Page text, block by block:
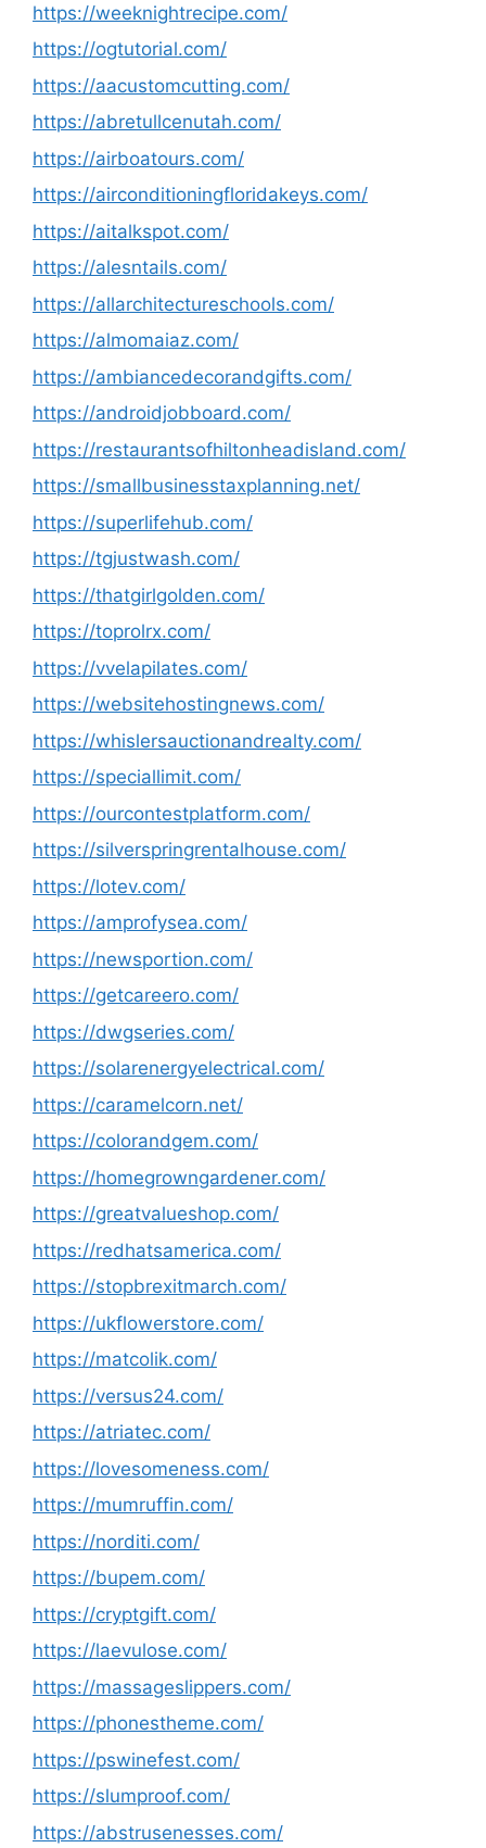
https://weeknightrecipe.com/
https://ogtutorial.com/
https://aacustomcutting.com/
https://abretullcenutah.com/
https://airboatours.com/
https://airconditioningfloridakeys.com/
https://aitalkspot.com/
https://alesntails.com/
https://allarchitectureschools.com/
https://almomaiaz.com/
https://ambiancedecorandgifts.com/
https://androidjobboard.com/
https://restaurantsofhiltonheadisland.com/
https://smallbusinesstaxplanning.net/
https://superlifehub.com/
https://tgjustwash.com/
https://thatgirlgolden.com/
https://toprolrx.com/
https://vvelapilates.com/
https://websitehostingnews.com/
https://whislersauctionandrealty.com/
https://speciallimit.com/
https://ourcontestplatform.com/
https://silverspringrentalhouse.com/
https://lotev.com/
https://amprofysea.com/
https://newsportion.com/
https://getcareero.com/
https://dwgseries.com/
https://solarenergyelectrical.com/
https://caramelcorn.net/
https://colorandgem.com/
https://homegrowngardener.com/
https://greatvalueshop.com/
https://redhatsamerica.com/
https://stopbrexitmarch.com/
https://ukflowerstore.com/
https://matcolik.com/
https://versus24.com/
https://atriatec.com/
https://lovesomeness.com/
https://mumruffin.com/
https://norditi.com/
https://bupem.com/
https://cryptgift.com/
https://laevulose.com/
https://massageslippers.com/
https://phonestheme.com/
https://pswinefest.com/
https://slumproof.com/
https://abstrusenesses.com/